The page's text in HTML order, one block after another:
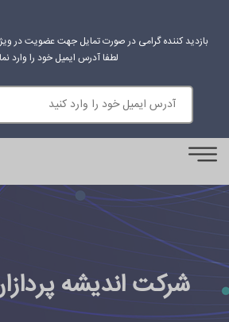
شرکت اندیشه
بازدید کننده گرامی در صورت تمایل جهت عضویت در
لطفا آدرس ایمیل خود را وارد